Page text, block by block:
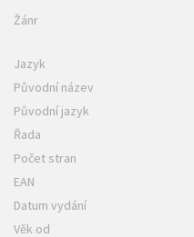
Žánr
Jazyk
Původní název
Původní jazyk
Řada
Počet stran
EAN
Datum vydání
Věk od